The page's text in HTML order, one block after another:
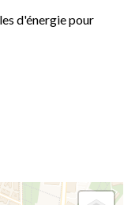
d'énergie pour